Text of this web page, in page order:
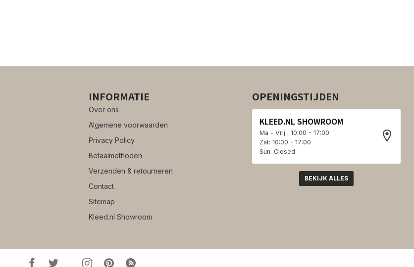
INFORMATIE
Over ons
Algemene voorwaarden
Privacy Policy
Betaalmethoden
Verzenden & retourneren
Contact
Sitemap
Kleed.nl Showroom
OPENINGSTIJDEN
KLEED.NL SHOWROOM
Ma - Vrij : 10:00 - 17:00
Zat: 10:00 - 17:00
Sun: Closed
BEKIJK ALLES